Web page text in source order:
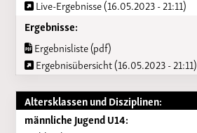
Live-Ergebnisse (16.05.2023 - 21:11)
Ergebnisse:
Ergebnisliste (pdf)
Ergebnisübersicht (16.05.2023 - 21:11)
Altersklassen und Disziplinen:
männliche Jugend U14: